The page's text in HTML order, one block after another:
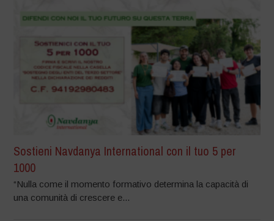
Sostieni Navdanya International con il tuo 5 per
1000
“Nulla come il momento formativo determina la capacità di
una comunità di crescere e...